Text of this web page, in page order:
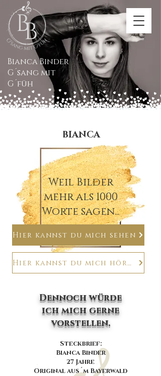
Bianca Binder
G´sang mit
G´füh
BIANCA
Weil Bilder
mehr als 1000
Worte sagen...
Hier kannst du mich sehen
Hier kannst du mich hören
Dennoch würde
ich mich gerne
vorstellen.
Steckbrief:
Bianca Binder
27 Jahre
Original aus´m Bayerwald